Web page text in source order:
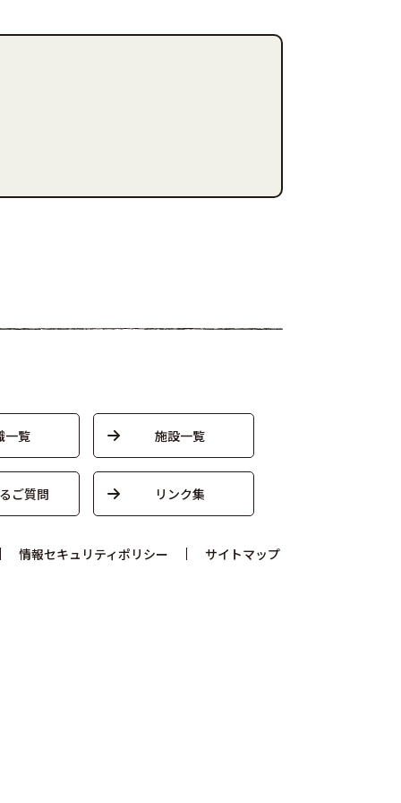
一覧 施設一覧
ご質問 リンク集
情報セキュリティポリシー サイトマップ